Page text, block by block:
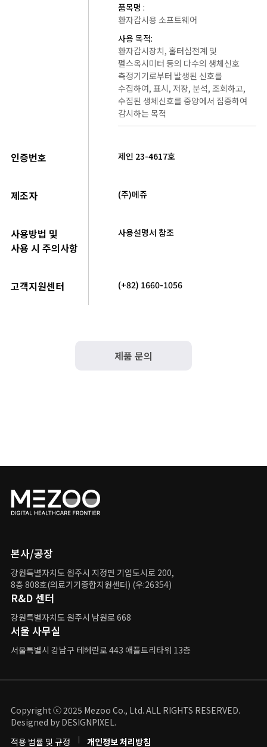
품목명 :
환자감시용 소프트웨어
사용 목적:
환자감시장치, 홀터심전계 및
펄스옥시미터 등의 다수의 생체신호
측정기기로부터 발생된 신호를
수집하여, 표시, 저장, 분석, 조회하고,
수집된 생체신호를 중앙에서 집중하여
감시하는 목적
인증번호 제인 23-4617호
제조자 (주)메쥬
사용방법 및
사용 시 주의사항
사용설명서 참조
고객지원센터 (+82) 1660-1056
제품 문의
본사/공장
강원특별자치도 원주시 지정면 기업도시로 200,
8층 808호(의료기기종합지원센터) (우:26354)
R&D 센터
강원특별자치도 원주시 남원로 668
서울 사무실
서울특별시 강남구 테헤란로 443 애플트리타워 13층
Copyright ⓒ 2025 Mezoo Co., Ltd. ALL RIGHTS RESERVED.
Designed by DESIGNPIXEL.
적용 법률 및 규정
개인정보 처리방침